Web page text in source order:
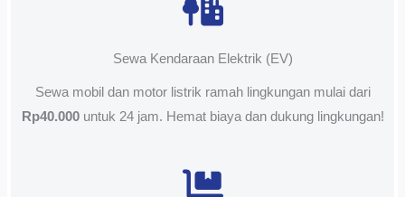
Sewa Kendaraan Elektrik (EV)
Sewa mobil dan motor listrik ramah lingkungan mulai dari
Rp40.000untuk 24 jam. Hemat biaya dan dukung lingkungan!